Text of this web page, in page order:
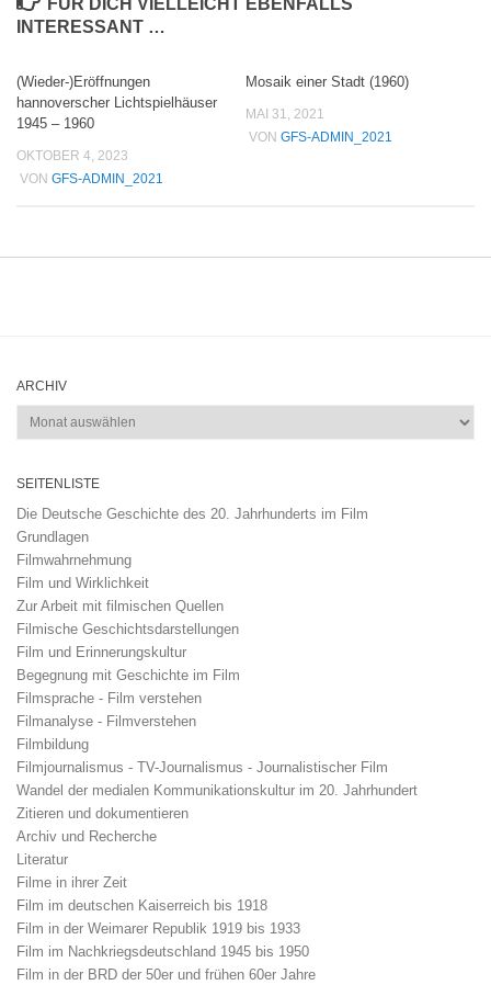
INTERESSANT …
(Wieder-)Eröffnungen
hannoverscher Lichtspielhäuser
1945 – 1960
OKTOBER 4, 2023
VON GFS-ADMIN_2021
Mosaik einer Stadt (1960)
MAI 31, 2021
VON GFS-ADMIN_2021
ARCHIV
Archiv
SEITENLISTE
Die Deutsche Geschichte des 20. Jahrhunderts im Film
Grundlagen
Filmwahrnehmung
Film und Wirklichkeit
Zur Arbeit mit filmischen Quellen
Filmische Geschichtsdarstellungen
Film und Erinnerungskultur
Begegnung mit Geschichte im Film
Filmsprache - Film verstehen
Filmanalyse - Filmverstehen
Filmbildung
Filmjournalismus - TV-Journalismus - Journalistischer Film
Wandel der medialen Kommunikationskultur im 20. Jahrhundert
Zitieren und dokumentieren
Archiv und Recherche
Literatur
Filme in ihrer Zeit
Film im deutschen Kaiserreich bis 1918
Film in der Weimarer Republik 1919 bis 1933
Film im Nachkriegsdeutschland 1945 bis 1950
Film in der BRD der 50er und frühen 60er Jahre